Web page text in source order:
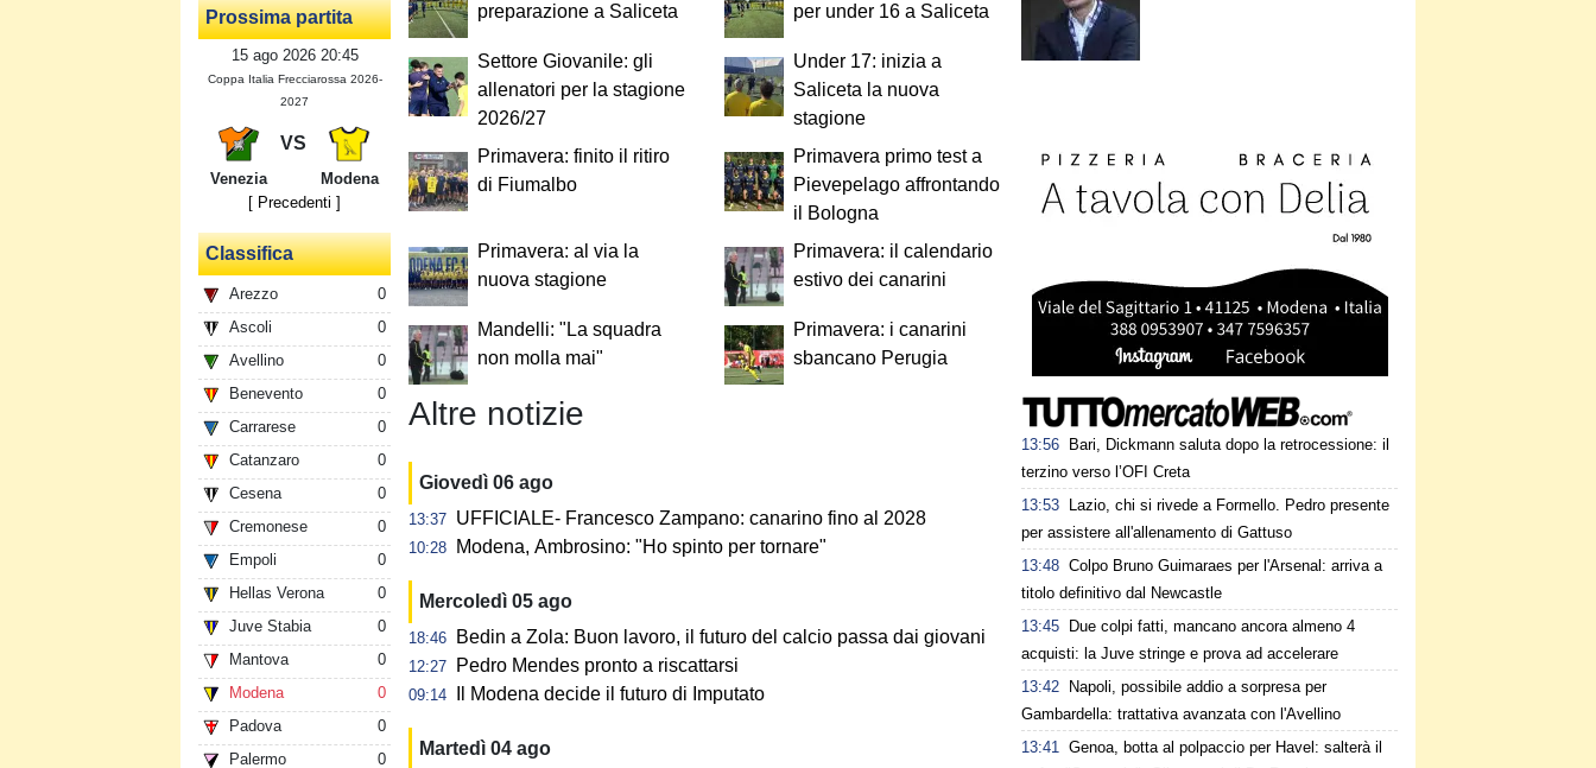
Prossima partita
15 ago 2026 20:45
Coppa Italia Frecciarossa 2026-
2027
VS
Venezia
Modena
[ Precedenti ]
Classifica
Arezzo
0
Ascoli
0
Avellino
0
Benevento
0
Carrarese
0
Catanzaro
0
Cesena
0
Cremonese
0
Empoli
0
Hellas Verona
0
Juve Stabia
0
Mantova
0
Modena
0
Padova
0
Palermo
0
preparazione a Saliceta
per under 16 a Saliceta
Settore Giovanile: gli
allenatori per la stagione
2026/27
Under 17: inizia a
Saliceta la nuova
stagione
Primavera: finito il ritiro
di Fiumalbo
Primavera primo test a
Pievepelago affrontando
il Bologna
Primavera: al via la
nuova stagione
Primavera: il calendario
estivo dei canarini
Mandelli: "La squadra
non molla mai"
Primavera: i canarini
sbancano Perugia
Altre notizie
Giovedì 06 ago
13:37 UFFICIALE- Francesco Zampano: canarino fino al 2028
10:28 Modena, Ambrosino: "Ho spinto per tornare"
Mercoledì 05 ago
18:46 Bedin a Zola: Buon lavoro, il futuro del calcio passa dai giovani
12:27 Pedro Mendes pronto a riscattarsi
09:14 Il Modena decide il futuro di Imputato
Martedì 04 ago
13:56
Bari, Dickmann saluta dopo la retrocessione: il
terzino verso l’OFI Creta
13:53
Lazio, chi si rivede a Formello. Pedro presente
per assistere all'allenamento di Gattuso
13:48 Colpo Bruno Guimaraes per l'Arsenal: arriva a
titolo definitivo dal Newcastle
13:45
Due colpi fatti, mancano ancora almeno 4
acquisti: la Juve stringe e prova ad accelerare
13:42
Napoli, possibile addio a sorpresa per
Gambardella: trattativa avanzata con l'Avellino
13:41 Genoa, botta al polpaccio per Havel: salterà il